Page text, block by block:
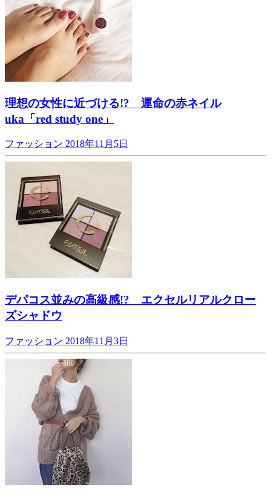
理想の女性に近づける!? 運命の赤ネイル
uka「red study one」
ファッション 2018年11月5日
デパコス並みの高級感!? エクセルリアルクロー
ズシャドウ
ファッション 2018年11月3日